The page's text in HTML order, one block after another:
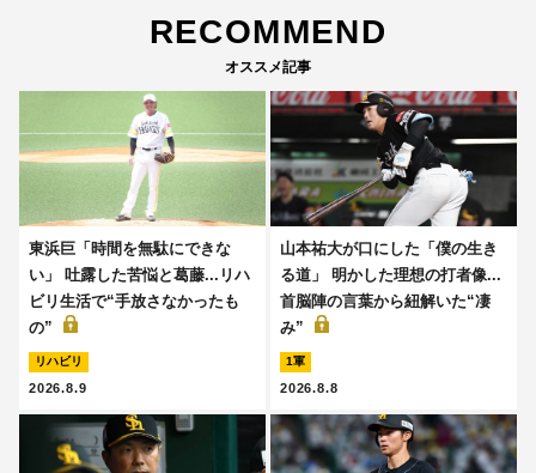
RECOMMEND
オススメ記事
東浜巨「時間を無駄にできな
い」 吐露した苦悩と葛藤...リハ
ビリ生活で“手放さなかったも
の”
リハビリ
2026.8.9
山本祐大が口にした「僕の生き
る道」 明かした理想の打者像...
首脳陣の言葉から紐解いた“凄
み”
1軍
2026.8.8